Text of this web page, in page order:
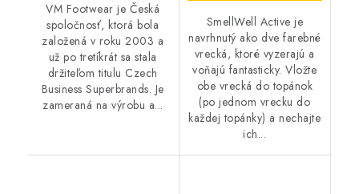
VM Footwear je Česká
spoločnosť, ktorá bola
založená v roku 2003 a
už po tretíkrát sa stala
držiteľom titulu Czech
Business Superbrands. Je
zameraná na výrobu a...
SmellWell Active je
navrhnutý ako dve farebné
vrecká, ktoré vyzerajú a
voňajú fantasticky. Vložte
obe vrecká do topánok
(po jednom vrecku do
každej topánky) a nechajte
ich...